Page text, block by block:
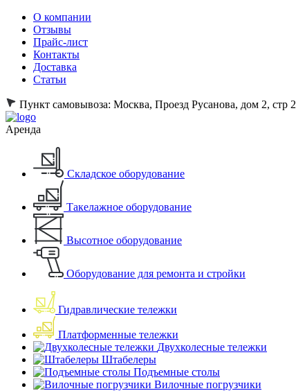
О компании
Отзывы
Прайс-лист
Контакты
Доставка
Статьи
Пункт самовывоза: Москва, Проезд Русанова, дом 2, стр 2
Аренда
Складское оборудование
Такелажное оборудование
Высотное оборудование
Оборудование для ремонта и стройки
Гидравлические тележки
Платформенные тележки
Двухколесные тележки
Штабелеры
Подъемные столы
Вилочные погрузчики